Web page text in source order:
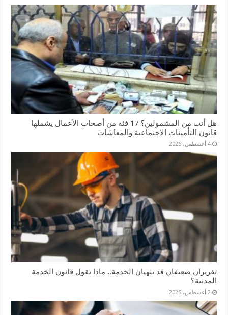
هل أنت من المشمولين؟ 17 فئة من أصحاب الأعمال يشملها
قانون التأمينات الاجتماعية والمعاشات
4 أغسطس، 2026
تقريران ضعيفان قد ينهيان الخدمة.. ماذا يقول قانون الخدمة
المدنية؟
2 أغسطس، 2026